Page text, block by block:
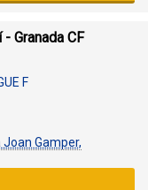
Granada CF
F
Gamper,